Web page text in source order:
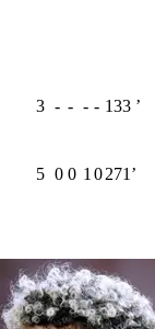
3 - - - - 133 ʼ
5 0 0 1 0271ʼ